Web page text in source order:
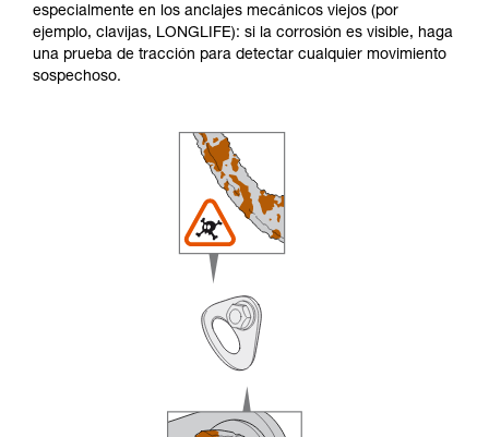
especialmente en los anclajes mecánicos viejos (por
ejemplo, clavijas, LONGLIFE): si la corrosión es visible, haga
una prueba de tracción para detectar cualquier movimiento
sospechoso.